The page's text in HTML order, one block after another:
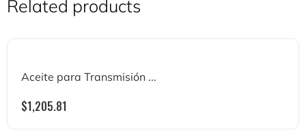
Related products
Aceite para Transmisión ...
$1,205.81